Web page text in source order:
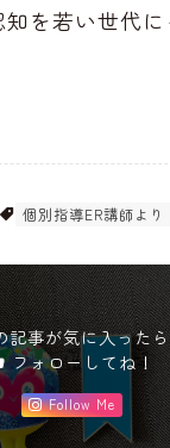
を若い世代
個別指導ER講師より
記事が気に入ったら
フォローしてね！
Follow Me